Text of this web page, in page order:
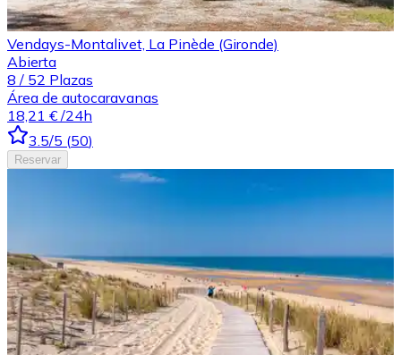
Vendays-Montalivet, La Pinède (Gironde)
Abierta
8 / 52 Plazas
Área de autocaravanas
18,21 € /24h
3.5/5 (50)
Reservar